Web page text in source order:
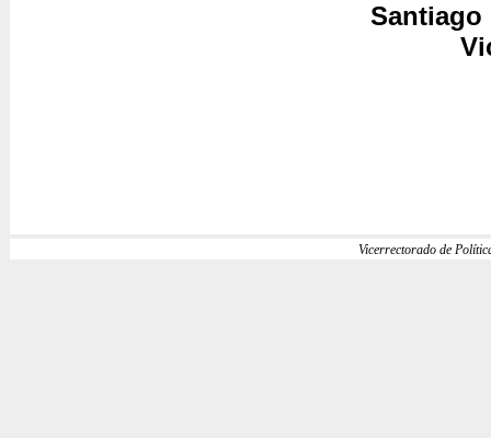
Santiago
Vicerrectorado de